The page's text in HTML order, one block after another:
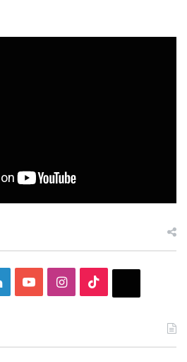
LinkedInYouTubeInstagram